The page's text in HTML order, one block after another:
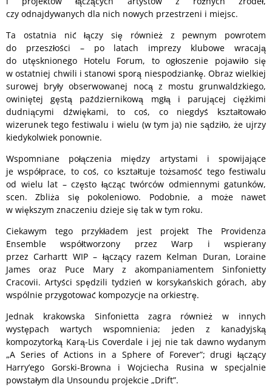
czy odnajdywanych dla nich nowych przestrzeni i miejsc.
Ta ostatnia nić łączy się również z pewnym powrotem
do przeszłości – po latach imprezy klubowe wracają
do utęsknionego Hotelu Forum, to ogłoszenie pojawiło się
w ostatniej chwili i stanowi sporą niespodziankę. Obraz wielkiej
surowej bryły obserwowanej nocą z mostu grunwaldzkiego,
owiniętej gęstą październikową mgłą i parującej ciężkimi
dudniącymi dźwiękami, to coś, co niegdyś kształtowało
wizerunek tego festiwalu i wielu (w tym ja) nie sądziło, że ujrzy
kiedykolwiek ponownie.
Wspomniane połączenia między artystami i spowijające
je współprace, to coś, co kształtuje tożsamość tego festiwalu
od wielu lat – często łącząc twórców odmiennymi gatunków,
scen. Zbliża się pokoleniowo. Podobnie, a może nawet
w większym znaczeniu dzieje się tak w tym roku.
Ciekawym tego przykładem jest projekt The Providenza
Ensemble współtworzony przez Warp i wspierany
przez Carhartt WIP – łączący razem Kelman Duran, Loraine
James oraz Puce Mary z akompaniamentem Sinfonietty
Cracovii. Artyści spędzili tydzień w korsykańskich górach, aby
wspólnie przygotować kompozycje na orkiestrę.
Jednak krakowska Sinfonietta zagra również w innych
występach wartych wspomnienia; jeden z kanadyjską
kompozytorką Karą-Lis Coverdale i jej nie tak dawno wydanym
„A Series of Actions in a Sphere of Forever”; drugi łączący
Harry’ego Gorski-Browna i Wojciecha Rusina w specjalnie
powstałym dla Unsoundu projekcie „Drift”.